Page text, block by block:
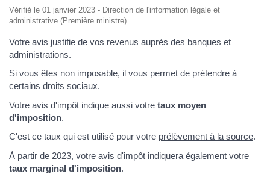
Vérifié le 01 janvier 2023 - Direction de l'information légale et
administrative (Première ministre)
Votre avis justifie de vos revenus auprès des banques et
administrations.
Si vous êtes non imposable, il vous permet de prétendre à
certains droits sociaux.
Votre avis d'impôt indique aussi votre taux moyen
d'imposition.
C'est ce taux qui est utilisé pour votre prélèvement à la source.
À partir de 2023, votre avis d'impôt indiquera également votre
taux marginal d'imposition.